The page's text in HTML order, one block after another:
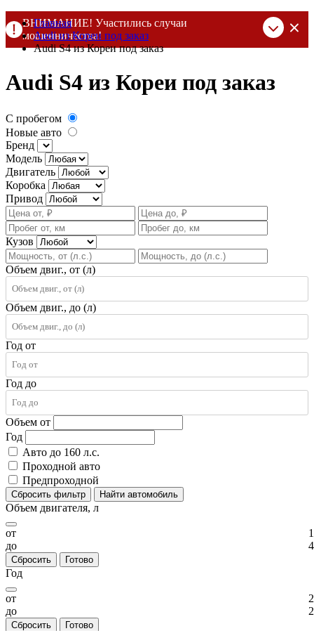
ВНИМАНИЕ! Участились случаи
мошенничества!
Компания DSS Group принимает оплату за свои услуги только
При любых подозрениях, свяжитесь с нами по официальным
контактам , указанным в соц сетях и на сайте
Главная
Audi из Кореи под заказ
Audi S4 из Кореи под заказ
Audi S4 из Кореи под заказ
С пробегом
Новые авто
Бренд
Модель
Двигатель
Коробка
Привод
Кузов
Объем двиг., от (л)
Объем двиг., до (л)
Год от
Год до
Объем от
Год
Авто до 160 л.с.
Проходной авто
Предпроходной
Сбросить фильтр Найти автомобиль
Объем двигателя, л
от
до
Сбросить Готово
Год
от
до
Сбросить Готово